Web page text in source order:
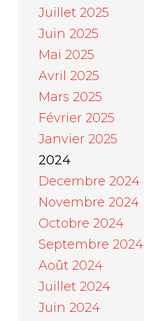
Juillet 2025
Juin 2025
Mai 2025
Avril 2025
Mars 2025
Février 2025
Janvier 2025
2024
Decembre 2024
Novembre 2024
Octobre 2024
Septembre 2024
Août 2024
Juillet 2024
Juin 2024